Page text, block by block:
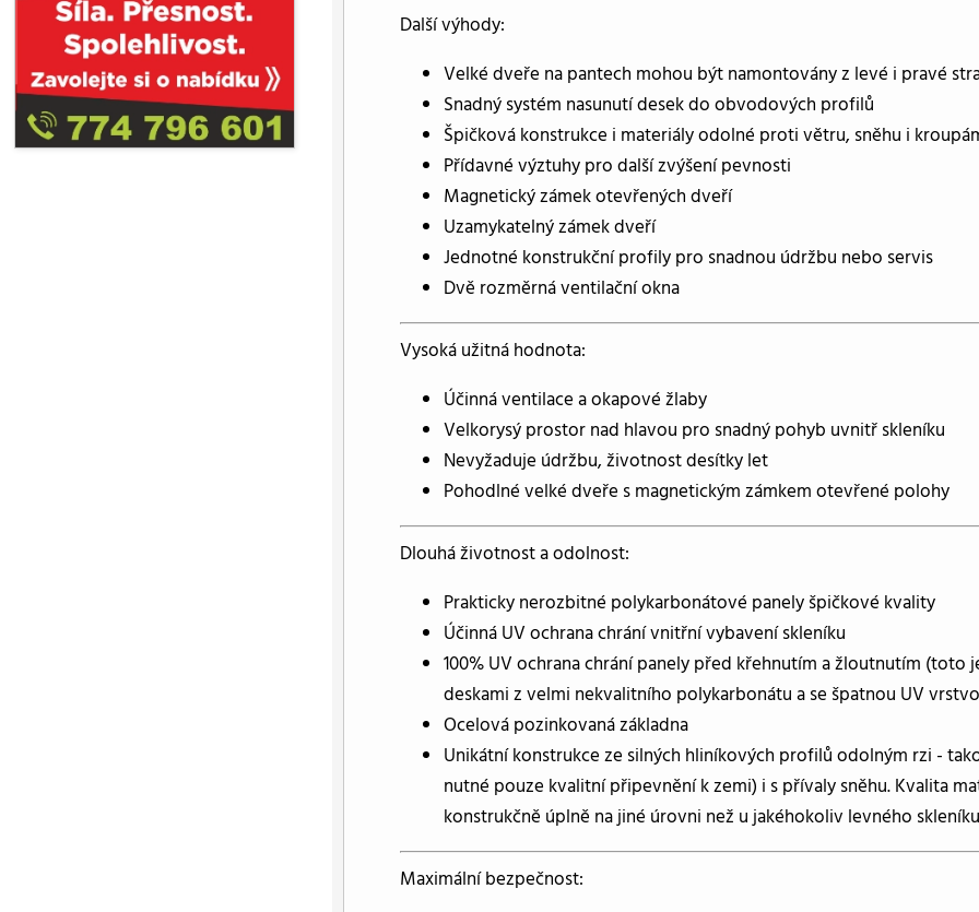
Další výhody:
Velké dveře na pantech mohou být namontovány z levé i pravé
Snadný systém nasunutí desek do obvodových profilů
Špičková konstrukce i materiály odolné proti větru, sněhu i
Přídavné výztuhy pro další zvýšení pevnosti
Magnetický zámek otevřených dveří
Uzamykatelný zámek dveří
Jednotné konstrukční profily pro snadnou údržbu nebo servis
Dvě rozměrná ventilační okna
Vysoká užitná hodnota:
Účinná ventilace a okapové žlaby
Velkorysý prostor nad hlavou pro snadný pohyb uvnitř skleníku
Nevyžaduje údržbu, životnost desítky let
Pohodlné velké dveře s magnetickým zámkem otevřené polohy
Dlouhá životnost a odolnost:
Prakticky nerozbitné polykarbonátové panely špičkové kvality
Účinná UV ochrana chrání vnitřní vybavení skleníku
100% UV ochrana chrání panely před křehnutím a žloutnutím (toto
deskami z velmi nekvalitního polykarbonátu a se špatnou UV
Ocelová pozinkovaná základna
Unikátní konstrukce ze silných hliníkových profilů odolným rzi -
nutné pouze kvalitní připevnění k zemi) i s přívaly sněhu. Kvalita
konstrukčně úplně na jiné úrovni než u jakéhokoliv levného
Maximální bezpečnost: